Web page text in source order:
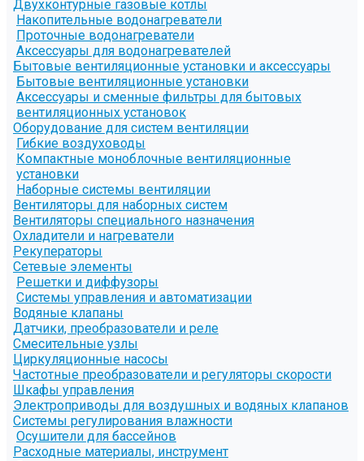
Двухконтурные газовые котлы
Накопительные водонагреватели
Проточные водонагреватели
Аксессуары для водонагревателей
Бытовые вентиляционные установки и аксессуары
Бытовые вентиляционные установки
Аксессуары и сменные фильтры для бытовых
вентиляционных установок
Оборудование для систем вентиляции
Гибкие воздуховоды
Компактные моноблочные вентиляционные
установки
Наборные системы вентиляции
Вентиляторы для наборных систем
Вентиляторы специального назначения
Охладители и нагреватели
Рекуператоры
Сетевые элементы
Решетки и диффузоры
Системы управления и автоматизации
Водяные клапаны
Датчики, преобразователи и реле
Смесительные узлы
Циркуляционные насосы
Частотные преобразователи и регуляторы скорости
Шкафы управления
Электроприводы для воздушных и водяных клапанов
Системы регулирования влажности
Осушители для бассейнов
Расходные материалы, инструмент